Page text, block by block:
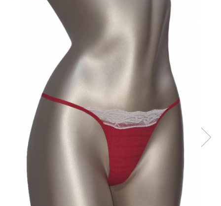
Maiouri dama